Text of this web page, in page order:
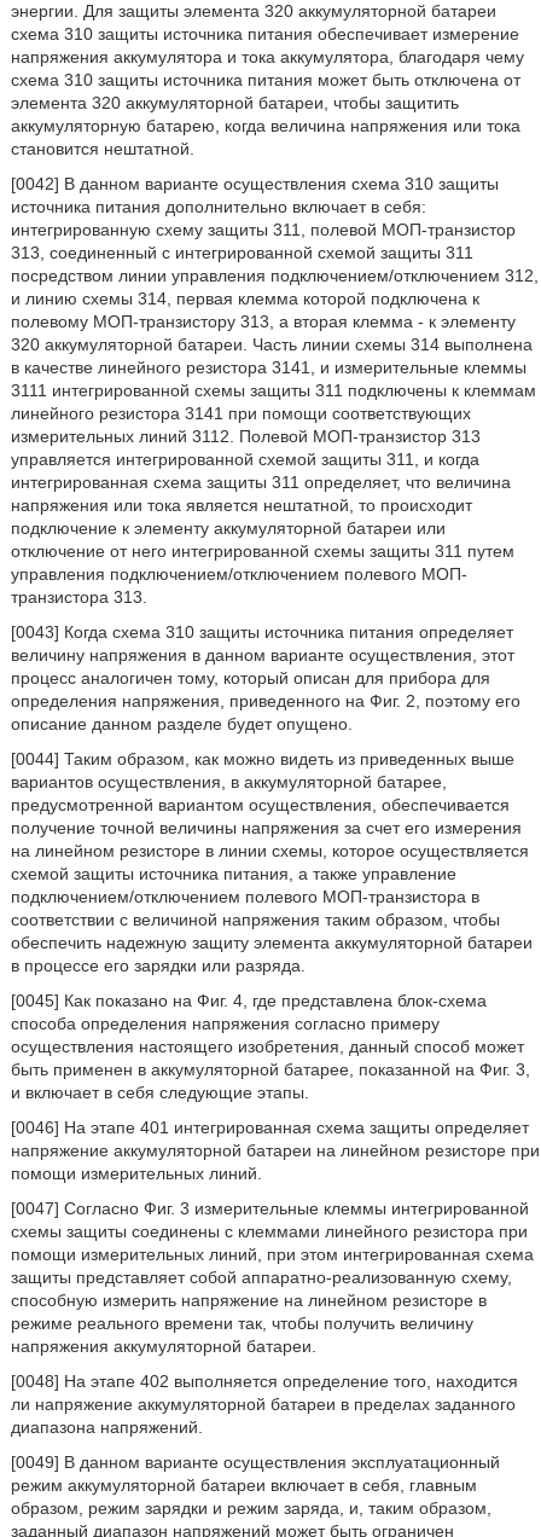
энергии. Для защиты элемента 320 аккумуляторной батареи
схема 310 защиты источника питания обеспечивает измерение
напряжения аккумулятора и тока аккумулятора, благодаря чему
схема 310 защиты источника питания может быть отключена от
элемента 320 аккумуляторной батареи, чтобы защитить
аккумуляторную батарею, когда величина напряжения или тока
становится нештатной.
[0042] В данном варианте осуществления схема 310 защиты
источника питания дополнительно включает в себя:
интегрированную схему защиты 311, полевой МОП-транзистор
313, соединенный с интегрированной схемой защиты 311
посредством линии управления подключением/отключением 312,
и линию схемы 314, первая клемма которой подключена к
полевому МОП-транзистору 313, а вторая клемма - к элементу
320 аккумуляторной батареи. Часть линии схемы 314 выполнена
в качестве линейного резистора 3141, и измерительные клеммы
3111 интегрированной схемы защиты 311 подключены к клеммам
линейного резистора 3141 при помощи соответствующих
измерительных линий 3112. Полевой МОП-транзистор 313
управляется интегрированной схемой защиты 311, и когда
интегрированная схема защиты 311 определяет, что величина
напряжения или тока является нештатной, то происходит
подключение к элементу аккумуляторной батареи или
отключение от него интегрированной схемы защиты 311 путем
управления подключением/отключением полевого МОП-
транзистора 313.
[0043] Когда схема 310 защиты источника питания определяет
величину напряжения в данном варианте осуществления, этот
процесс аналогичен тому, который описан для прибора для
определения напряжения, приведенного на Фиг. 2, поэтому его
описание данном разделе будет опущено.
[0044] Таким образом, как можно видеть из приведенных выше
вариантов осуществления, в аккумуляторной батарее,
предусмотренной вариантом осуществления, обеспечивается
получение точной величины напряжения за счет его измерения
на линейном резисторе в линии схемы, которое осуществляется
схемой защиты источника питания, а также управление
подключением/отключением полевого МОП-транзистора в
соответствии с величиной напряжения таким образом, чтобы
обеспечить надежную защиту элемента аккумуляторной батареи
в процессе его зарядки или разряда.
[0045] Как показано на Фиг. 4, где представлена блок-схема
способа определения напряжения согласно примеру
осуществления настоящего изобретения, данный способ может
быть применен в аккумуляторной батарее, показанной на Фиг. 3,
и включает в себя следующие этапы.
[0046] На этапе 401 интегрированная схема защиты определяет
напряжение аккумуляторной батареи на линейном резисторе при
помощи измерительных линий.
[0047] Согласно Фиг. 3 измерительные клеммы интегрированной
схемы защиты соединены с клеммами линейного резистора при
помощи измерительных линий, при этом интегрированная схема
защиты представляет собой аппаратно-реализованную схему,
способную измерить напряжение на линейном резисторе в
режиме реального времени так, чтобы получить величину
напряжения аккумуляторной батареи.
[0048] На этапе 402 выполняется определение того, находится
ли напряжение аккумуляторной батареи в пределах заданного
диапазона напряжений.
[0049] В данном варианте осуществления эксплуатационный
режим аккумуляторной батареи включает в себя, главным
образом, режим зарядки и режим заряда, и, таким образом,
заданный диапазон напряжений может быть ограничен